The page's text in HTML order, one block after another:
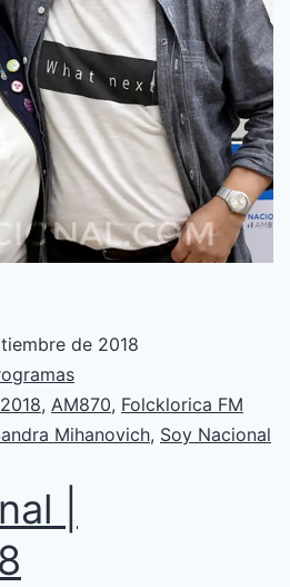
de 2018
2018, AM870, Folcklorica FM
Mihanovich, Soy Nacional
|